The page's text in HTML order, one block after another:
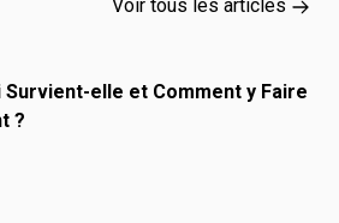
Voir tous les articles
Survient-elle et Comment y Faire
?